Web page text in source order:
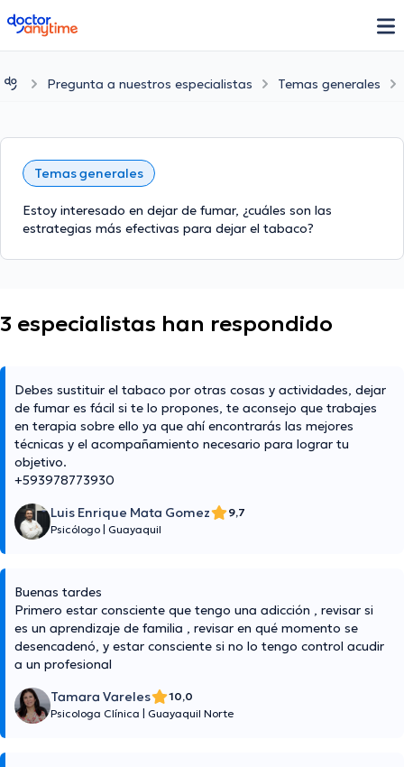
doctoranytime
Pregunta a nuestros especialistas Temas generales
Temas generales
Estoy interesado en dejar de fumar, ¿cuáles son las
estrategias más efectivas para dejar el tabaco?
3 especialistas han respondido
Debes sustituir el tabaco por otras cosas y actividades, dejar
de fumar es fácil si te lo propones, te aconsejo que trabajes
en terapia sobre ello ya que ahí encontrarás las mejores
técnicas y el acompañamiento necesario para lograr tu
objetivo.
+593978773930
Luis Enrique Mata Gomez
9,7
Psicólogo Guayaquil
Buenas tardes
Primero estar consciente que tengo una adicción , revisar si
es un aprendizaje de familia , revisar en qué momento se
desencadenó, y estar consciente si no lo tengo control acudir
a un profesional
Tamara Vareles
10,0
Psicologa Clínica
Guayaquil Norte